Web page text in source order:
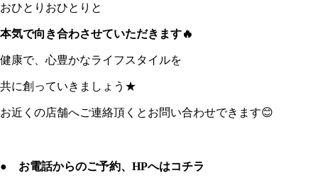
おひとりおひとりと
本気で向き合わさせていただきます🔥
健康で、心豊かなライフスタイルを
共に創っていきましょう★
お近くの店舗へご連絡頂くとお問い合わせできます😊
● お電話からのご予約、HPへはコチラ